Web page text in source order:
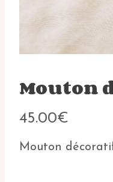
Mouton
45.00€
Mouton